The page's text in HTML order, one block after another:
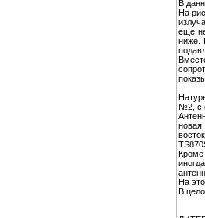
В
На
еще
ниже.
№2, с
новая
Кроме
На
В